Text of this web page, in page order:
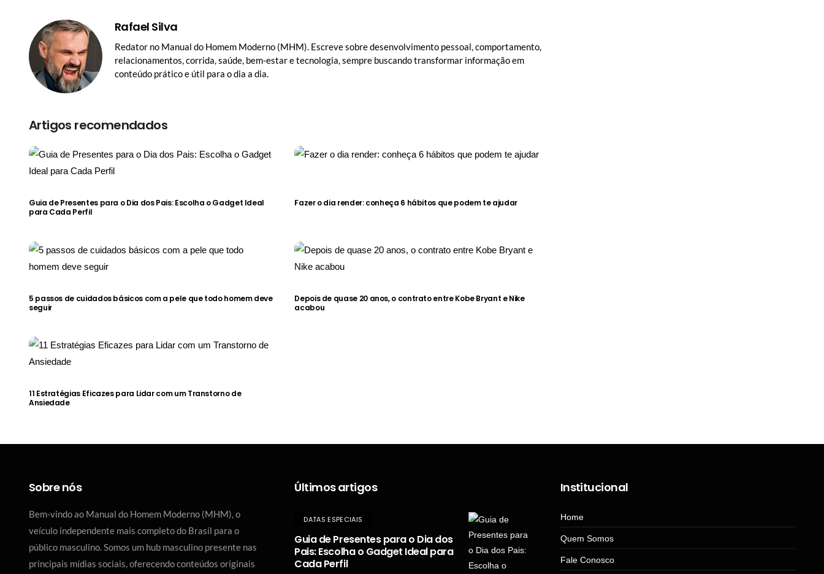
Rafael Silva
Redator no Manual do Homem Moderno (MHM). Escreve sobre desenvolvimento pessoal, comportamento,
relacionamentos, corrida, saúde, bem-estar e tecnologia, sempre buscando transformar informação em
conteúdo prático e útil para o dia a dia.
Artigos recomendados
Guia de Presentes para o Dia dos Pais: Escolha o Gadget Ideal
para Cada Perfil
Fazer o dia render: conheça 6 hábitos que podem te ajudar
5 passos de cuidados básicos com a pele que todo homem deve
seguir
Depois de quase 20 anos, o contrato entre Kobe Bryant e Nike
acabou
11 Estratégias Eficazes para Lidar com um Transtorno de
Ansiedade
Sobre nós
Bem-vindo ao Manual do Homem Moderno (MHM), o
veículo independente mais completo do Brasil para o
público masculino. Somos um hub masculino presente nas
principais mídias sociais, oferecendo conteúdos originais
Últimos artigos
DATAS ESPECIAIS
Guia de Presentes para o Dia dos
Pais: Escolha o Gadget Ideal para
Cada Perfil
Institucional
Home
Quem Somos
Fale Conosco